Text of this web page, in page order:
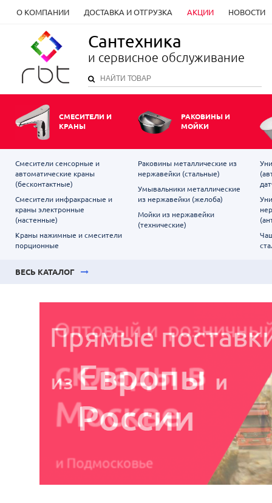
О КОМПАНИИ ДОСТАВКА И ОТГРУЗКА АКЦИИ НОВОСТИ
Сантехника
и сервисное обслуживание
СМЕСИТЕЛИ И
КРАНЫ
РАКОВИНЫ И
МОЙКИ
Смесители сенсорные и
автоматические краны
(бесконтактные)
Смесители инфракрасные и
краны электронные
(настенные)
Краны нажимные и смесители
порционные
Раковины металлические из
нержавейки (стальные)
Умывальники металлические
из нержавейки (желоба)
Мойки из нержавейки
(технические)
ВЕСЬ КАТАЛОГ